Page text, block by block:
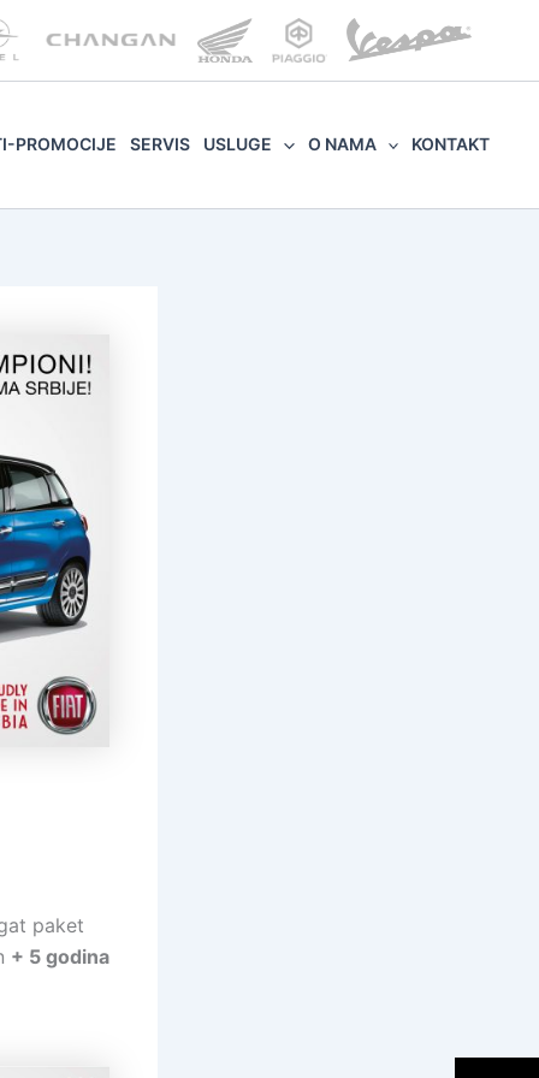
PROMOCIJE SERVIS USLUGE O NAMA KONTAKT
paket
+ 5 godina